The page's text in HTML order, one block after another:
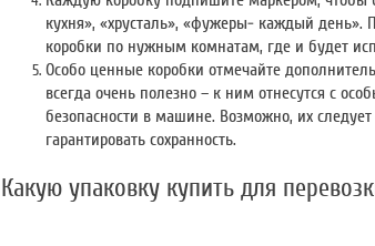
кухня», «хрусталь», «фужеры- каждый день».
коробки по нужным комнатам, где и будет
Особо ценные коробки отмечайте
всегда очень полезно – к ним отнесутся с
безопасности в машине. Возможно, их
гарантировать сохранность.
Какую упаковку купить для